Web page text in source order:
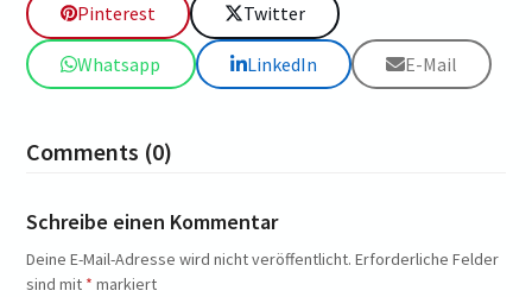
Pinterest Twitter
Whatsapp LinkedIn E-Mail
Comments (0)
Schreibe einen Kommentar
Deine E-Mail-Adresse wird nicht veröffentlicht. Erforderliche Felder
sind mit * markiert